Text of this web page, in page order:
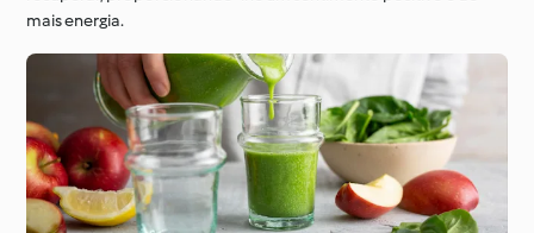
Dietas e tendências
Ocasiões especiais e
estações
À volta do mundo com
o Cookidoo®
Aprenda com o
Cookidoo®
mais energia.